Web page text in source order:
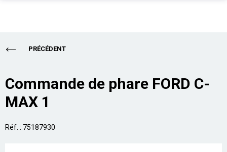
Total
Acheter
ENLÈVEMENT EPAVE
SUR PLACE
PRO
PRÉCÉDENT
Commande de phare FORD C-
MAX 1
Réf. : 75187930